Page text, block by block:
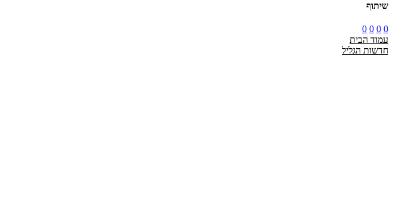
שיתוף
0
0
0
0
עמוד הבית
חדשות הגליל